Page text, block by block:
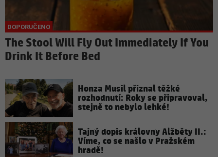
The Stool Will Fly Out Immediately If You
Drink It Before Bed
Honza Musil přiznal těžké
rozhodnutí: Roky se připravoval,
stejně to nebylo lehké!
Tajný dopis královny Alžběty II.:
Víme, co se našlo v Pražském
hradě!